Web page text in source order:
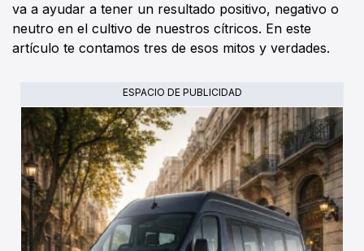
va a ayudar a tener un resultado positivo, negativo o
neutro en el cultivo de nuestros cítricos. En este
artículo te contamos tres de esos mitos y verdades.
ESPACIO DE PUBLICIDAD